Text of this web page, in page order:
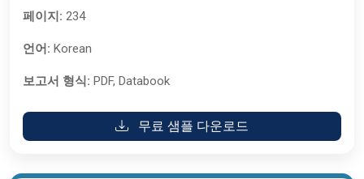
페이지: 234
언어: Korean
보고서 형식: PDF, Databook
무료 샘플 다운로드